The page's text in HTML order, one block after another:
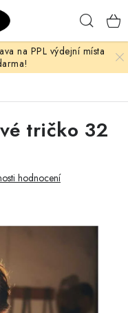
na PPL výdejní místa
tričko 32
hodnocení